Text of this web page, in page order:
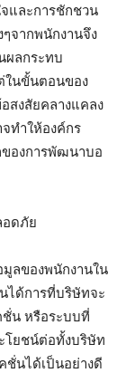
และการชักชวน
จากพนักงานจึง
ผลกระทบ
ในขั้นตอนของ
สงสัยคลางแคลง
ทำให้องค์กร
ของการพัฒนาบอ
อดภัย
มูลของพนักงานใน
ได้การที่บริษัทจะ
ชั่น หรือระบบที่
โยชน์ต่อทั้งบริษัท
นได้เป็นอย่างดี